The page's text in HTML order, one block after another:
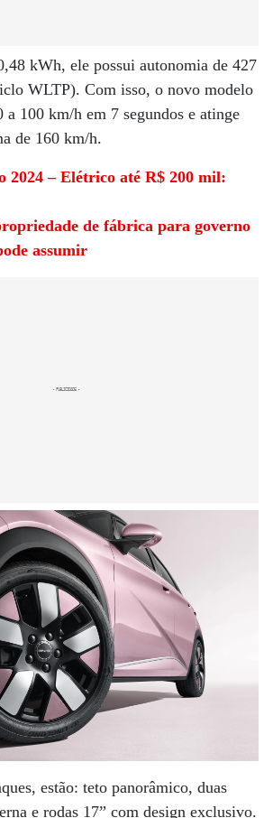
kWh, ele possui autonomia de 427
WLTP). Com isso, o novo modelo
a 100 km/h em 7 segundos e atinge
de 160 km/h.
2024 – Elétrico até R$ 200 mil:
de fábrica para governo
assumir
estão: teto panorâmico, duas
e rodas 17” com design exclusivo.